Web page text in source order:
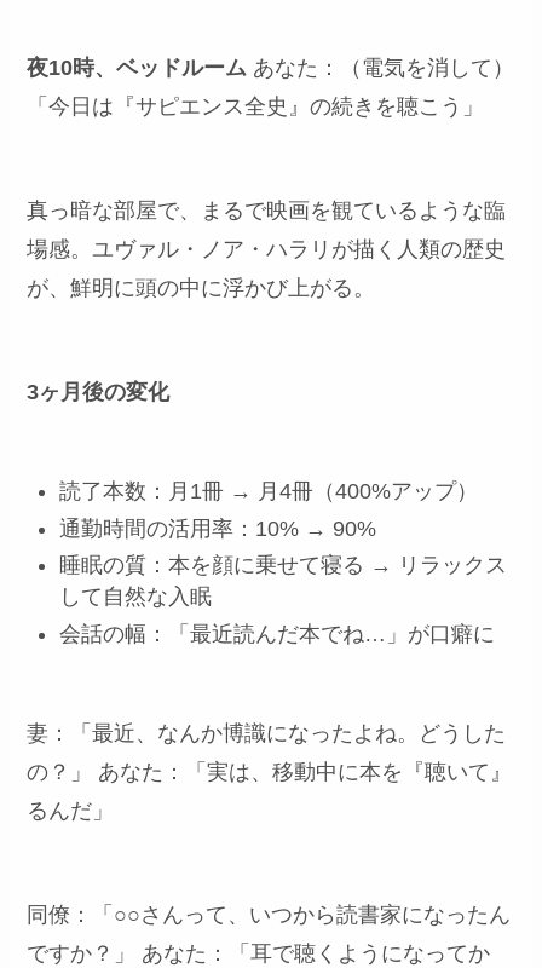
夜10時、ベッドルーム あなた：（電気を消して）
「今日は『サピエンス全史』の続きを聴こう」
真っ暗な部屋で、まるで映画を観ているような臨
場感。ユヴァル・ノア・ハラリが描く人類の歴史
が、鮮明に頭の中に浮かび上がる。
3ヶ月後の変化
読了本数：月1冊 → 月4冊（400%アップ）
通勤時間の活用率：10% → 90%
睡眠の質：本を顔に乗せて寝る → リラックス
して自然な入眠
会話の幅：「最近読んだ本でね…」が口癖に
妻：「最近、なんか博識になったよね。どうした
の？」 あなた：「実は、移動中に本を『聴いて』
るんだ」
同僚：「○○さんって、いつから読書家になったん
ですか？」 あなた：「耳で聴くようになってか